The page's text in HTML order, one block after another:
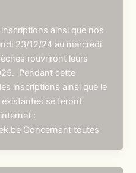
ainsi que nos
23/12/24 au mercredi
rouvriront leurs
Pendant cette
inscriptions ainsi que le
se feront
:
Concernant toutes